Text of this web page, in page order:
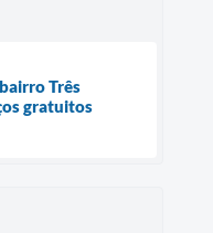
Três
gratuitos